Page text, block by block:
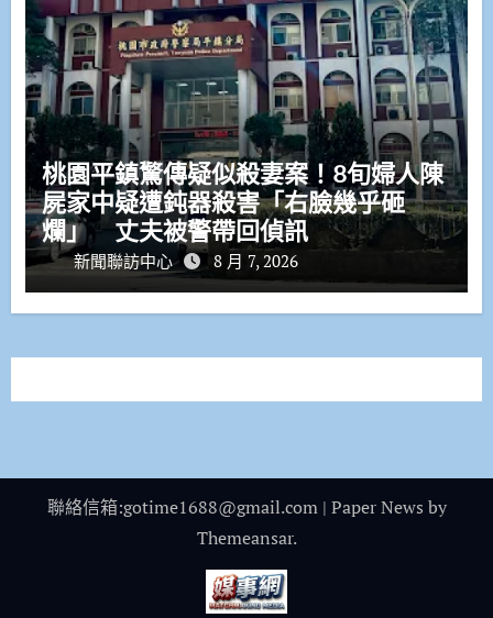
桃園平鎮驚傳疑似殺妻案！8旬婦人陳
屍家中疑遭鈍器殺害「右臉幾乎砸
爛」 丈夫被警帶回偵訊
新聞聯訪中心 8 月 7, 2026
聯絡信箱:gotime1688@gmail.com | Paper News by
Themeansar.